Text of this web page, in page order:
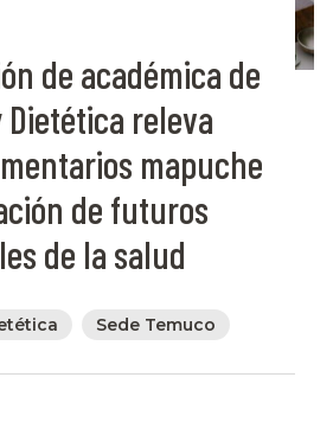
de académica de
releva
mapuche
de futuros
de la salud
Sede Temuco